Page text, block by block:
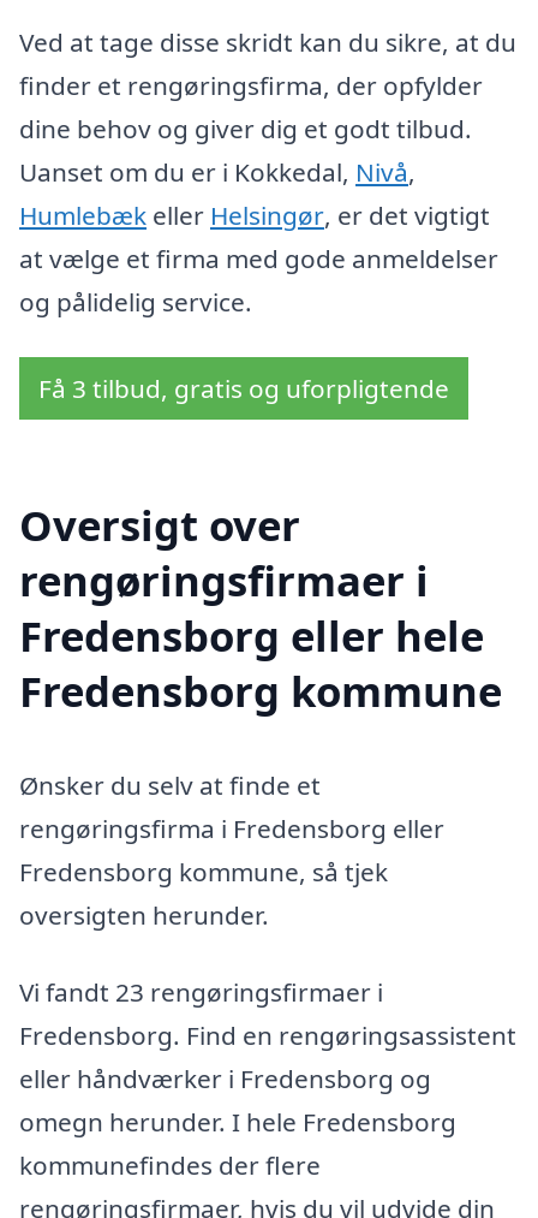
Ved at tage disse skridt kan du sikre, at du
finder et rengøringsfirma, der opfylder
dine behov og giver dig et godt tilbud.
Uanset om du er i Kokkedal, Nivå,
Humlebæk eller Helsingør, er det vigtigt
at vælge et firma med gode anmeldelser
og pålidelig service.
Få 3 tilbud, gratis og uforpligtende
Oversigt over
rengøringsfirmaer i
Fredensborg eller hele
Fredensborg kommune
Ønsker du selv at finde et
rengøringsfirma i Fredensborg eller
Fredensborg kommune, så tjek
oversigten herunder.
Vi fandt 23 rengøringsfirmaer i
Fredensborg. Find en rengøringsassistent
eller håndværker i Fredensborg og
omegn herunder. I hele Fredensborg
kommunefindes der flere
rengøringsfirmaer, hvis du vil udvide din